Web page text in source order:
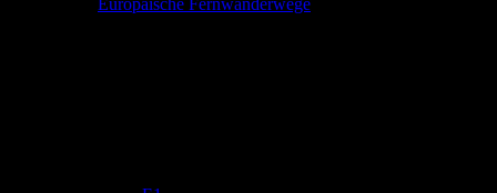
Europäische Fernwanderwege